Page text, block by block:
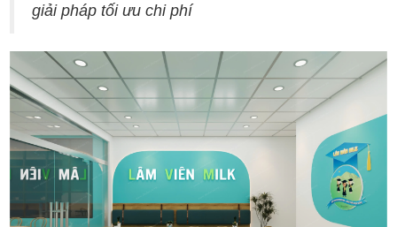
giải pháp tối ưu chi phí